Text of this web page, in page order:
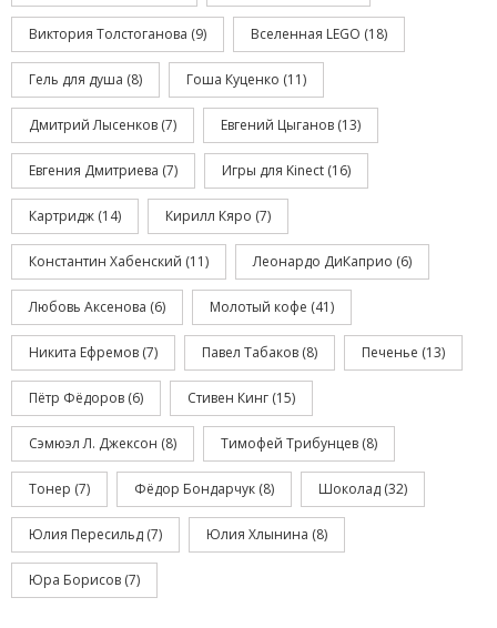
Виктория Толстоганова (9) Вселенная LEGO (18)
Гель для душа (8) Гоша Куценко (11)
Дмитрий Лысенков (7) Евгений Цыганов (13)
Евгения Дмитриева (7) Игры для Kinect (16)
Картридж (14) Кирилл Кяро (7)
Константин Хабенский (11) Леонардо ДиКаприо (6)
Любовь Аксенова (6) Молотый кофе (41)
Никита Ефремов (7) Павел Табаков (8) Печенье (13)
Пётр Фёдоров (6) Стивен Кинг (15)
Сэмюэл Л. Джексон (8) Тимофей Трибунцев (8)
Тонер (7) Фёдор Бондарчук (8) Шоколад (32)
Юлия Пересильд (7) Юлия Хлынина (8)
Юра Борисов (7)